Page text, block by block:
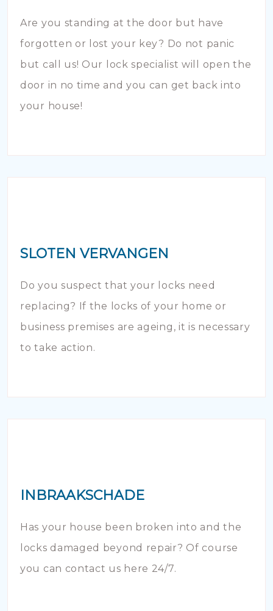
Are you standing at the door but have
forgotten or lost your key? Do not panic
but call us! Our lock specialist will open the
door in no time and you can get back into
your house!
SLOTEN VERVANGEN
Do you suspect that your locks need
replacing? If the locks of your home or
business premises are ageing, it is necessary
to take action.
INBRAAKSCHADE
Has your house been broken into and the
locks damaged beyond repair? Of course
you can contact us here 24/7.